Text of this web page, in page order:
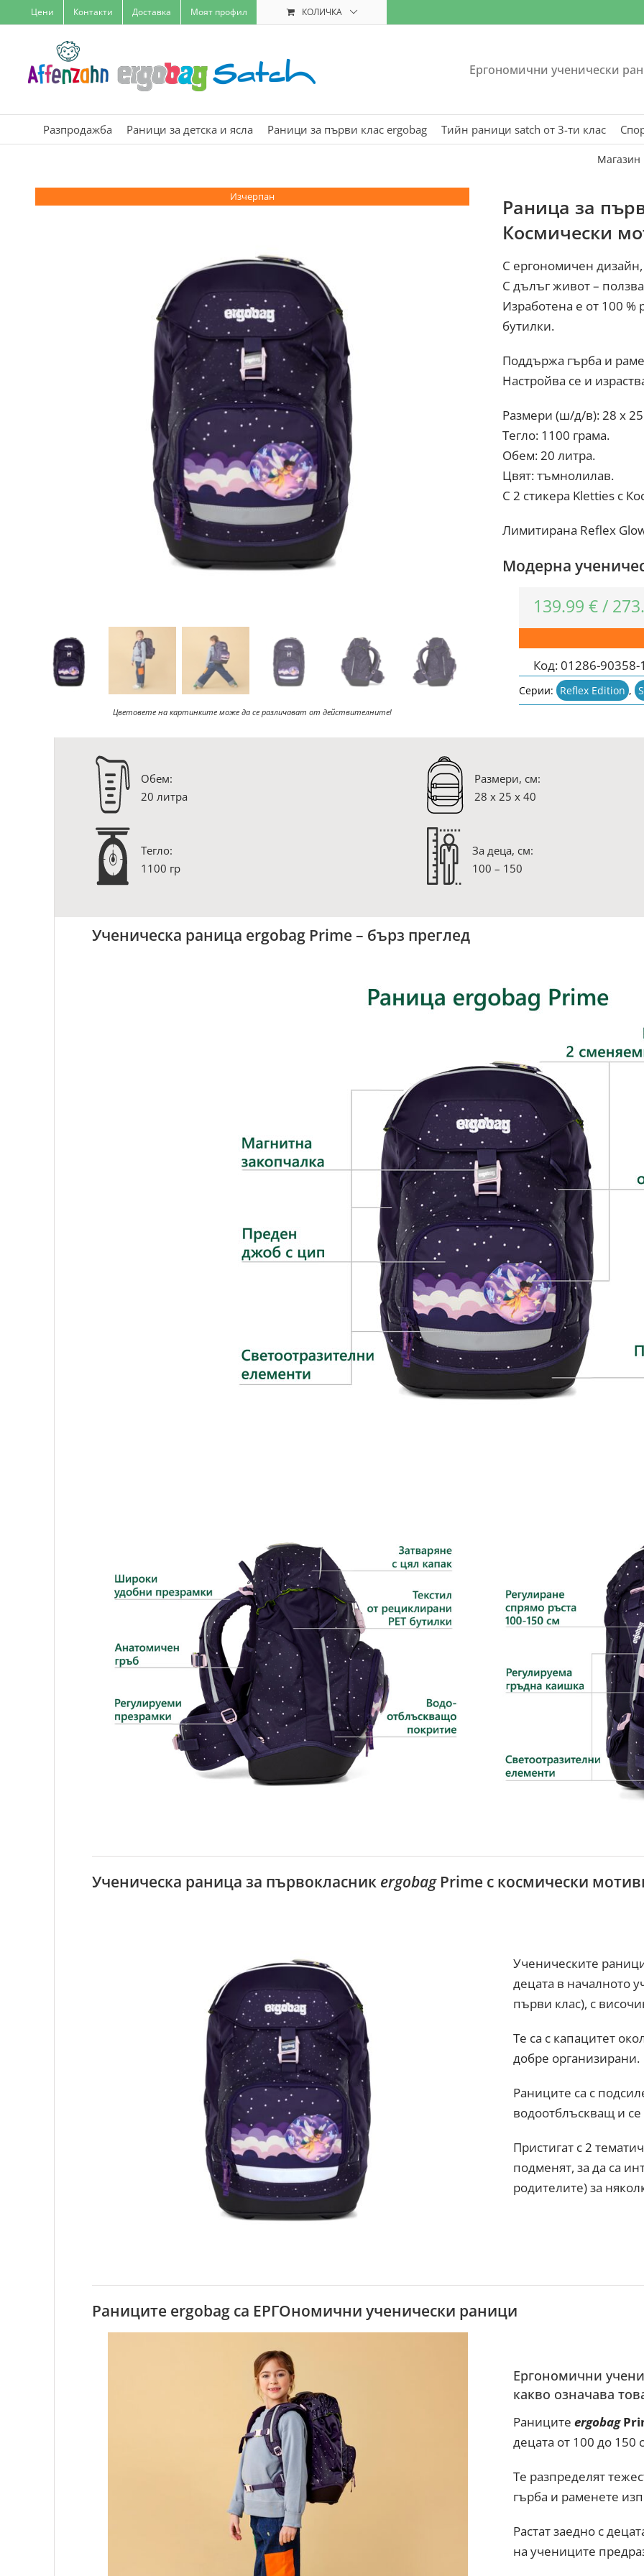
to
Цени Контакти Доставка Моят профил КОЛИЧКА
Ергономични ученически
Разпродажба Раници за детска и ясла Раници за първи клас ergobag Тийн раници satch от 3-ти клас
Магазин
Изчерпан
Цветовете на картинките може да се различават от действителните!
Раница за
Космически
С ергономичен дизайн,
С дълъг живот –
Изработена е от 100
бутилки.
Поддържа гърба и
Настройва се и
Размери (ш/д/в): 28 x
Тегло: 1100 грама.
Обем: 20 литра.
Цвят: тъмнолилав.
С 2 стикера Kletties с
Лимитирана Reflex
Модерна
139.99€ /
Код:01286-90358-
Серии: Reflex Edition ,
Oбем:
20 литра
Размери, см:
28 x 25 x 40
Тегло:
1100 гр
За деца, см:
100 – 150
Ученическа раница ergobag Prime – бърз преглед
Ученическа раница за първокласник ergobagPrime с космически
Ученическите
децата в началното
първи клас), с
Те са с капацитет
добре организирани.
Раниците са с
водоотблъскващ и
Пристигат с 2
подменят, за да са
родителите) за
Раниците ergobag са ЕРГОномични ученически раници
Ергономични
какво означава
Раницитеergobag
децата от 100 до 150
Те разпределят
гърба и раменете
Растат заедно с
на учениците